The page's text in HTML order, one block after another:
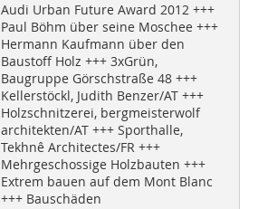
Audi Urban Future Award 2012 +++
Paul Böhm über seine Moschee +++
Hermann Kaufmann über den
Baustoff Holz +++ 3xGrün,
Baugruppe Görschstraße 48 +++
Kellerstöckl, Judith Benzer/AT +++
Holzschnitzerei, bergmeisterwolf
architekten/AT +++ Sporthalle,
Tekhnê Architectes/FR +++
Mehrgeschossige Holzbauten +++
Extrem bauen auf dem Mont Blanc
+++ Bauschäden